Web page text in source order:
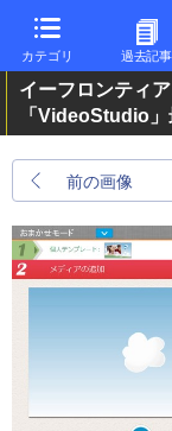
カテゴリ 過去記事
イーフロンティ
「VideoStudio
前の画像